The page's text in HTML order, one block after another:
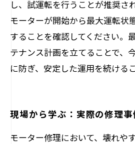
し、試運転を行うことが推奨さ
モーターが開始から最大運転状
することを確認してください。
テナンス計画を立てることで、
に防ぎ、安定した運用を続ける
現場から学ぶ：実際の修理
モーター修理において、壊れや